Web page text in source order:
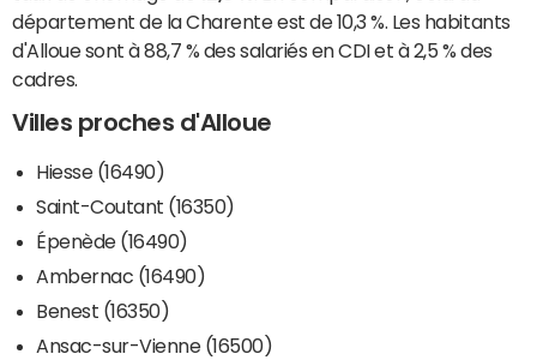
département de la Charente est de 10,3 %. Les habitants
d'Alloue sont à 88,7 % des salariés en CDI et à 2,5 % des
cadres.
Villes proches d'Alloue
Hiesse (16490)
Saint-Coutant (16350)
Épenède (16490)
Ambernac (16490)
Benest (16350)
Ansac-sur-Vienne (16500)